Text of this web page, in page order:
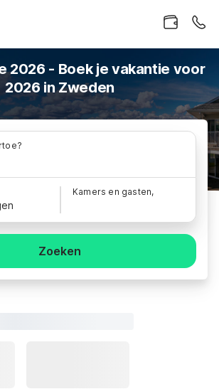
2026 - Boek je vakantie voor
2026 in Zweden
Kamers en gasten,
Zoeken